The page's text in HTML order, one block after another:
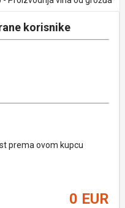
korisnike
prema ovom kupcu
0 EUR